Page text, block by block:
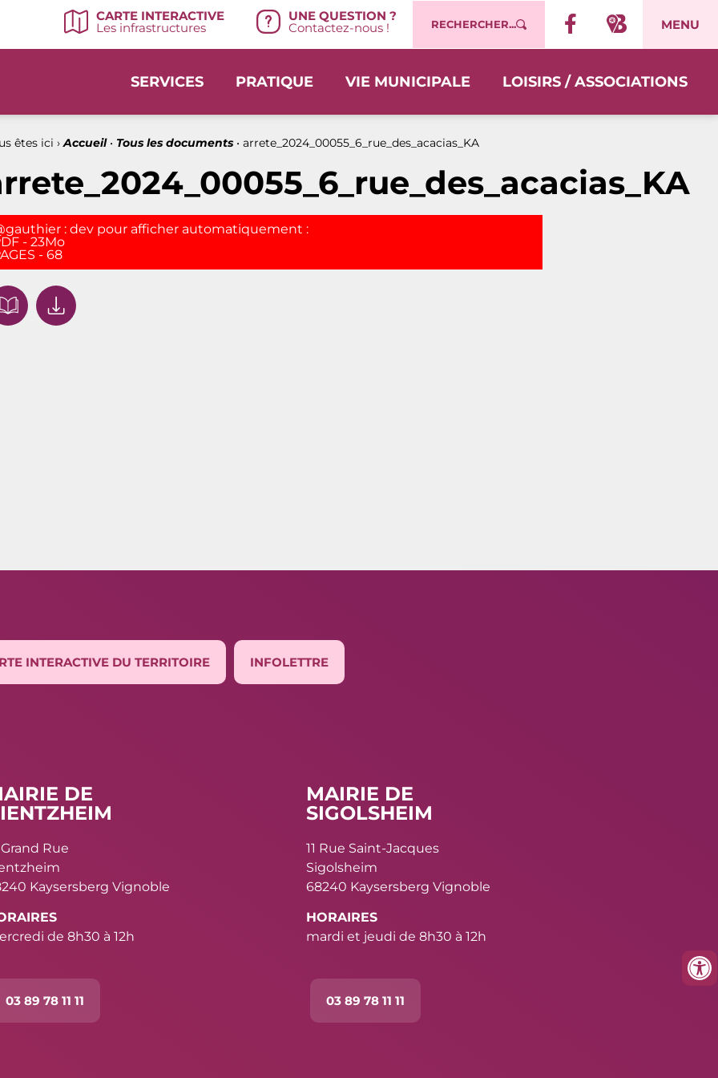
CARTE INTERACTIVE
Les infrastructures
UNE QUESTION ?
Contactez-nous ! RECHERCHER... MENU
SERVICES PRATIQUE VIE MUNICIPALE LOISIRS / ASSOCIATIONS
êtes ici › Accueil• Tous les documents• arrete_2024_00055_6_rue_des_acacias_KA
: dev pour afficher automatiquement :
- 23Mo
- 68
INTERACTIVE DU TERRITOIRE INFOLETTRE
DE
Grand Rue
Kaysersberg Vignoble
de 8h30 à 12h
03 89 78 11 11
MAIRIE DE
SIGOLSHEIM
11 Rue Saint-Jacques
Sigolsheim
68240 Kaysersberg Vignoble
HORAIRES
mardi et jeudi de 8h30 à 12h
03 89 78 11 11